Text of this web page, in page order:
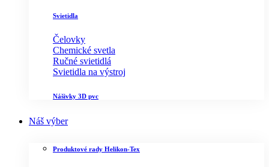
Svietidla
Čelovky
Chemické svetla
Ručné svietidlá
Svietidla na výstroj
Nášivky 3D pvc
Náš výber
Produktové rady Helikon-Tex